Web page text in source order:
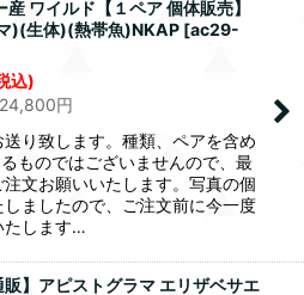
産 ワイルド【１ペア 個体販売】
)(生体)(熱帯魚)NKAP [ac29-
込)
24,800円
り致します。種類、ペアを含め
ものではございませんので、最
文お願いいたします。写真の個
ましたので、ご注文前に今一度
たします…
販】アピストグラマ エリザベサエ